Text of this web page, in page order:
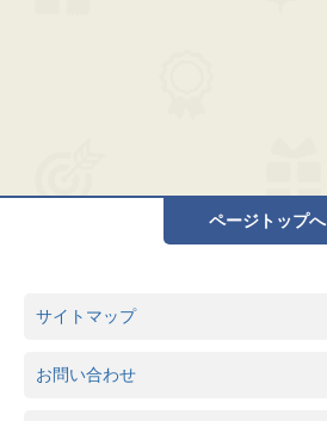
ページトップへ
サイトマップ
お問い合わせ